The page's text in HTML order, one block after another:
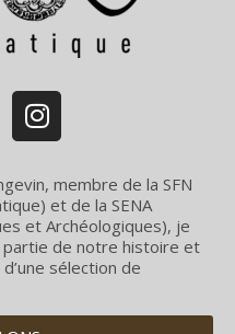
membre de la SFN
et de la SENA
et Archéologiques), je
de notre histoire et
sélection de